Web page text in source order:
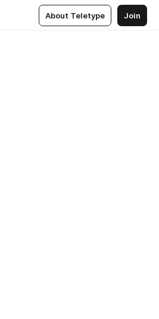
About Teletype Join